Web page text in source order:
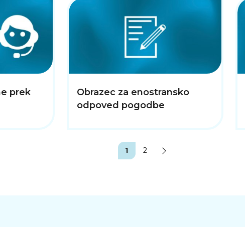
prek
Obrazec za enostransko
odpoved pogodbe
1 2